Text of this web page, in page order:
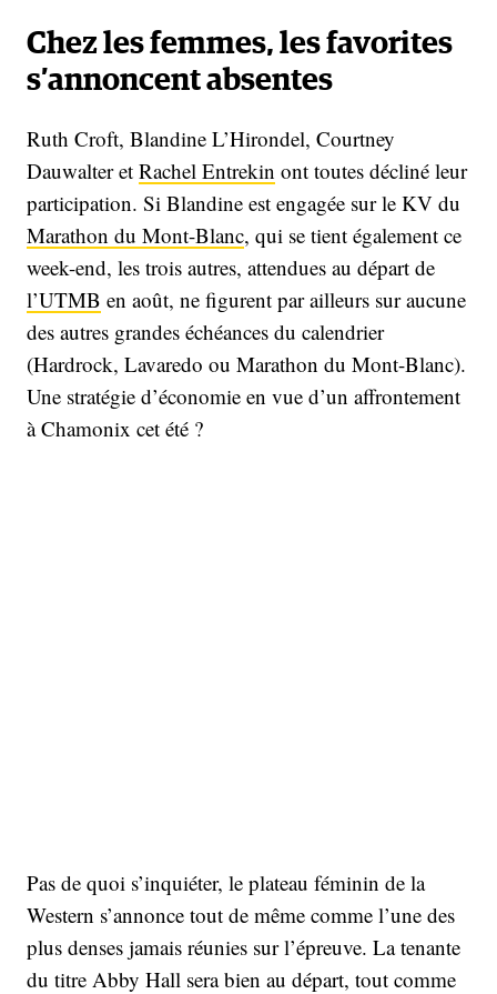
Chez les femmes, les favorites
s’annoncent absentes
Ruth Croft, Blandine L’Hirondel, Courtney
Dauwalter et Rachel Entrekin ont toutes décliné leur
participation. Si Blandine est engagée sur le KV du
Marathon du Mont-Blanc, qui se tient également ce
week-end, les trois autres, attendues au départ de
l’UTMB en août, ne figurent par ailleurs sur aucune
des autres grandes échéances du calendrier
(Hardrock, Lavaredo ou Marathon du Mont-Blanc).
Une stratégie d’économie en vue d’un affrontement
à Chamonix cet été ?
Pas de quoi s’inquiéter, le plateau féminin de la
Western s’annonce tout de même comme l’une des
plus denses jamais réunies sur l’épreuve. La tenante
du titre Abby Hall sera bien au départ, tout comme